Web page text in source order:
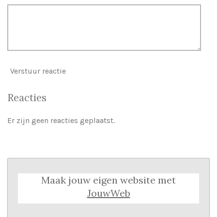
Verstuur reactie
Reacties
Er zijn geen reacties geplaatst.
Maak jouw eigen website met
JouwWeb